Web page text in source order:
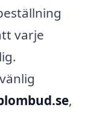
varje
,